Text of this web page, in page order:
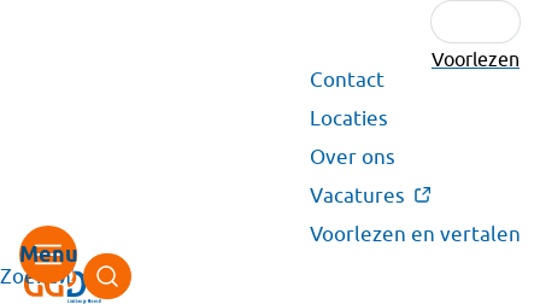
Voorlezen
Secundair
menu
Contact
Locaties
Over ons
Vacatures
Voorlezen en vertalen
Zoeken